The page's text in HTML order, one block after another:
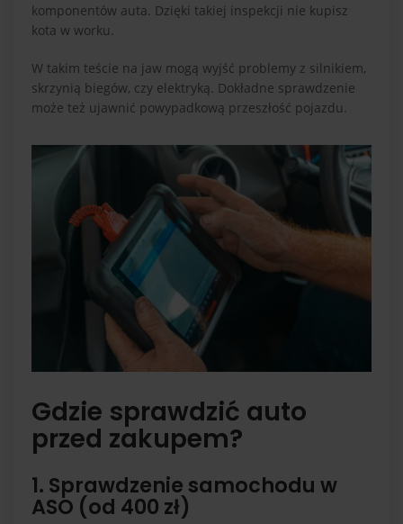
komponentów auta. Dzięki takiej inspekcji nie kupisz
kota w worku.
W takim teście na jaw mogą wyjść problemy z silnikiem,
skrzynią biegów, czy elektryką. Dokładne sprawdzenie
może też ujawnić powypadkową przeszłość pojazdu.
Gdzie sprawdzić auto
przed zakupem?
1. Sprawdzenie samochodu w
ASO (od 400 zł)